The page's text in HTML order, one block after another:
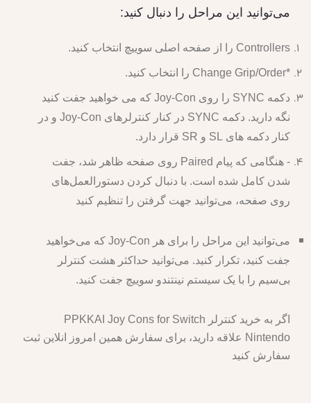
می‌توانید این مراحل را دنبال کنید:
Controllers را از صفحه اصلی سوییچ انتخاب کنید.
*Change Grip/Order را انتخاب کنید.
دکمه SYNC را روی Joy-Con که می خواهید جفت کنید
نگه دارید. دکمه SYNC در کنار کنترلرهای Joy-Con و در
کنار دکمه های SL و SR قرار دارد.
- هنگامی که پیام Paired روی صفحه ظاهر شد، جفت
شدن کامل شده است. با دنبال کردن دستورالعمل‌های
روی صفحه، می‌توانید جهت گرفتن را تنظیم کنید
می‌توانید این مراحل را برای هر Joy-Con که می‌خواهید
جفت کنید، تکرار کنید. می‌توانید حداکثر هشت کنترلر
بی‌سیم را با یک سیستم نینتندو سوییچ جفت کنید.
اگر به خرید کنترلر PPKKAI Joy Cons for Switch
Nintendo علاقه دارید، برای سفارش همین امروز انلاین ثبت
سفارش کنید